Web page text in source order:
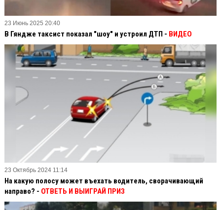
23 Июнь 2025 20:40
В Гяндже таксист показал "шоу" и устроил ДТП - ВИДЕО
23 Октябрь 2024 11:14
На какую полосу может въехать водитель, сворачивающий
направо? - ОТВЕТЬ И ВЫИГРАЙ ПРИЗ